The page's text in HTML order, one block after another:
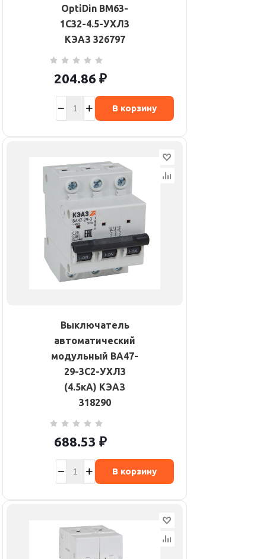
OptiDin BM63-
1C32-4.5-УХЛ3
КЭАЗ 326797
204.86 ₽
В корзину
Выключатель
автоматический
модульный ВА47-
29-3C2-УХЛ3
(4.5кА) КЭАЗ
318290
688.53 ₽
В корзину